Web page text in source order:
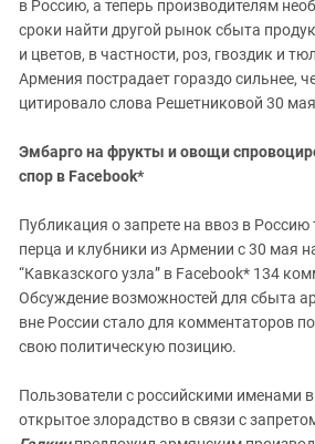
в Россию, а теперь производителям
сроки найти другой рынок сбыта
и цветов, в частности, роз, гвоздик и
Армения пострадает гораздо сильнее,
цитировало слова Решетниковой 30
Эмбарго на фрукты и овощи
спор в Facebook*
Публикация о запрете на ввоз в Россию
перца и клубники из Армении с 30 мая
“Кавказского узла” в Facebook* 134
Обсуждение возможностей для сбыта
вне России стало для комментаторов
свою политическую позицию.
Пользователи с российскими именами
открытое злорадство в связи с